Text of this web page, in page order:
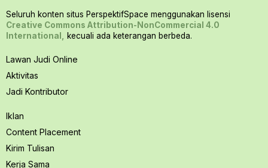
Seluruh konten situs PerspektifSpace menggunakan lisensi
Creative Commons Attribution-NonCommercial 4.0
International,
kecuali ada keterangan berbeda.
Lawan Judi Online
Aktivitas
Jadi Kontributor
Iklan
Content Placement
Kirim Tulisan
Kerja Sama